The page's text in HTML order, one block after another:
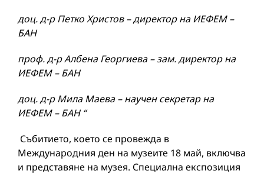
доц. д-р Петко Христов – директор на ИЕФЕМ –
БАН
проф. д-р Албена Георгиева – зам. директор на
ИЕФЕМ – БАН
доц. д-р Мила Маева – научен секретар на
ИЕФЕМ – БАН “
Събитието, което се провежда в
Международния ден на музеите 18 май, включва
и представяне на музея. Специална експозиция